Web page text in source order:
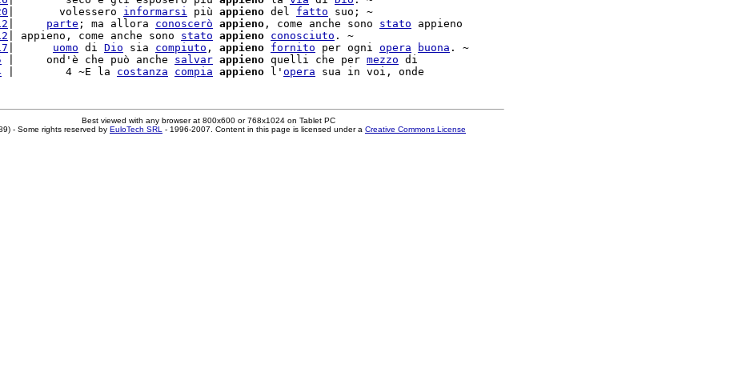
|       volessero informarsi più appieno del fatto suo; ~
parte ; ma allora conoscerò appieno , come anche sono stato appieno
| appieno, come anche sono stato appieno conosciuto . ~
uomo di Dio sia compiuto , appieno fornito per ogni opera buona . ~
|     ond'è che può anche salvar appieno quelli che per mezzo di
|        4 ~E la costanza compia appieno l' opera
Best viewed with any browser at 800x600 or 768x1024 on Tablet PC
- Some rights reserved by EuloTech SRL - 1996-2007. Content in this page is licensed under a Creative Commons License